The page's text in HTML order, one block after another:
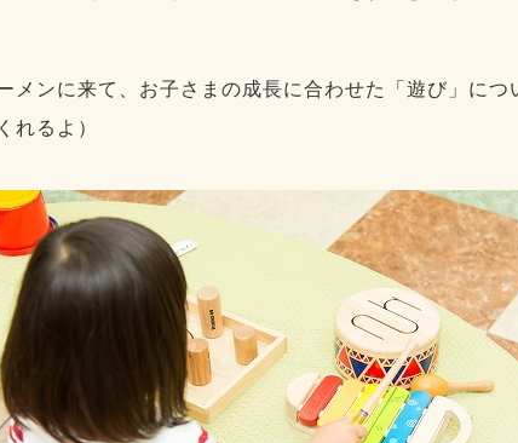
メンに来て、お子さまの成長に合わせた「遊び」に
れるよ）